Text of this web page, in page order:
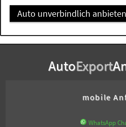
Auto unverbindlich
AutoExport
mobile
WhatsApp